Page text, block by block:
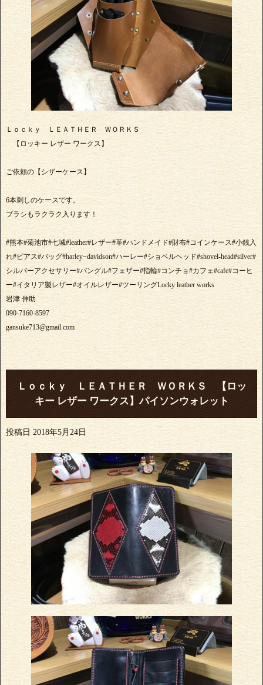
Ｌｏｃｋｙ ＬＥＡＴＨＥＲ ＷＯＲＫＳ
【ロッキー レザー ワークス】
ご依頼の【シザーケース】
6本刺しのケースです。
ブラシもラクラク入ります！
#熊本#菊池市#七城#leather#レザー#革#ハンドメイド#財布#コインケース#小銭入
れ#ピアス#バッグ#harley−davidson#ハーレー#ショベルヘッド#shovel-head#silver#
シルバーアクセサリー#バングル#フェザー#指輪#コンチョ#カフェ#cafe#コーヒ
ー#イタリア製レザー#オイルレザー#ツーリングLocky leather works
岩津 伸助
090-7160-8597
gansuke713@gmail.com
Ｌｏｃｋｙ ＬＥＡＴＨＥＲ ＷＯＲＫＳ 【ロッ
キー レザー ワークス】パイソンウォレット
投稿日 2018年5月24日